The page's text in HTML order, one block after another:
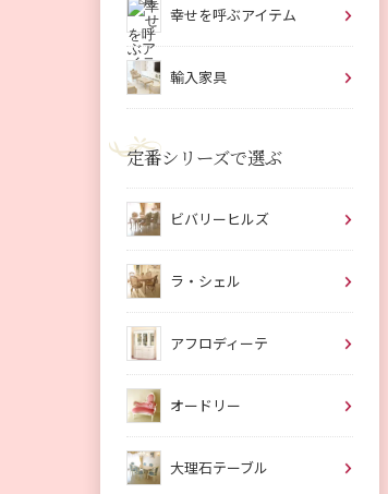
幸せを呼ぶアイテム
輸入家具
定番シリーズで選ぶ
ビバリーヒルズ
ラ・シェル
アフロディーテ
オードリー
大理石テーブル